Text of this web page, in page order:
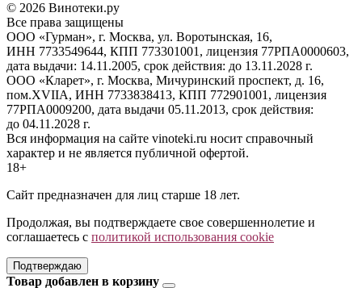
© 2026 Винотеки.ру
Все права защищены
ООО «Гурман», г. Москва, ул. Воротынская, 16,
ИНН 7733549644, КПП 773301001, лицензия 77РПА0000603,
дата выдачи: 14.11.2005, срок действия: до 13.11.2028 г.
ООО «Кларет», г. Москва, Мичуринский проспект, д. 16,
пом.XVIIA, ИНН 7733838413, КПП 772901001, лицензия
77РПА0009200, дата выдачи 05.11.2013, срок действия:
до 04.11.2028 г.
Вся информация на сайте vinoteki.ru носит справочный
характер и не является публичной офертой.
18+
Сайт предназначен для лиц старше 18 лет.
Продолжая, вы подтверждаете свое совершеннолетие и
соглашаетесь с политикой использования cookie
Подтверждаю
Товар добавлен в корзину